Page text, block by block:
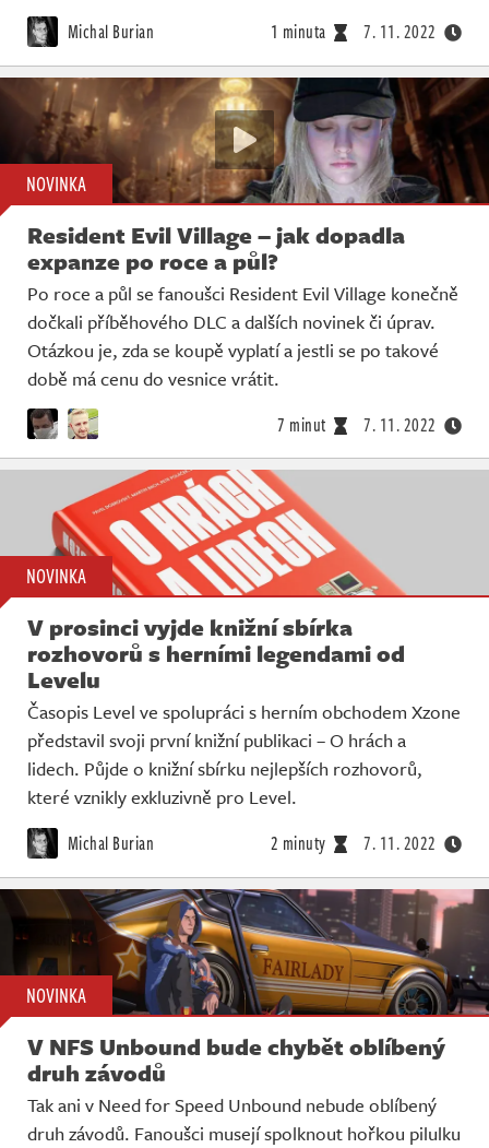
Michal Burian 1 minuta 7. 11. 2022
NOVINKA
Resident Evil Village – jak dopadla
expanze po roce a půl?
Po roce a půl se fanoušci Resident Evil Village konečně
dočkali příběhového DLC a dalších novinek či úprav.
Otázkou je, zda se koupě vyplatí a jestli se po takové
době má cenu do vesnice vrátit.
7 minut 7. 11. 2022
NOVINKA
V prosinci vyjde knižní sbírka
rozhovorů s herními legendami od
Levelu
Časopis Level ve spolupráci s herním obchodem Xzone
představil svoji první knižní publikaci – O hrách a
lidech. Půjde o knižní sbírku nejlepších rozhovorů,
které vznikly exkluzivně pro Level.
Michal Burian 2 minuty 7. 11. 2022
NOVINKA
V NFS Unbound bude chybět oblíbený
druh závodů
Tak ani v Need for Speed Unbound nebude oblíbený
druh závodů. Fanoušci musejí spolknout hořkou pilulku